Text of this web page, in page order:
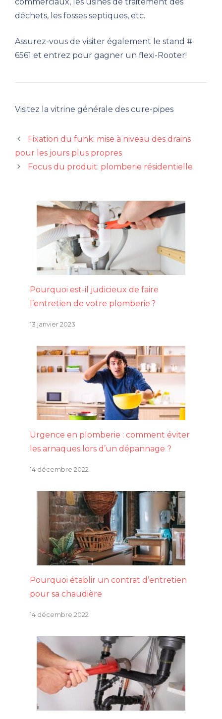
déchets, les fosses septiques, etc.
Assurez-vous de visiter également le stand #
6561 et entrez pour gagner un flexi-Rooter!
Visitez la vitrine générale des cure-pipes
Fixation du funk: mise à niveau des drains
pour les jours plus propres
Focus du produit: plomberie résidentielle
Pourquoi est-il judicieux de faire
l’entretien de votre plomberie ?
13 janvier 2023
Urgence en plomberie : comment éviter
les arnaques lors d’un dépannage ?
14 décembre 2022
Pourquoi établir un contrat d’entretien
pour sa chaudière
14 décembre 2022